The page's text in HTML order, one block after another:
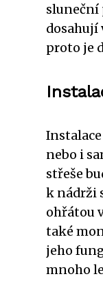
sluneční
dosahují
proto je
nebo i
střeše
k nádrži
ohřátou
také
jeho
mnoho